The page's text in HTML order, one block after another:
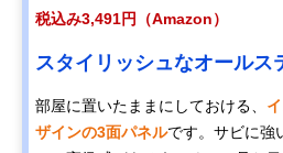
税込み3,491円（Amazon）
スタイリッシュなオールス
部屋に置いたままにしておける、
ザインの3面パネルです。サビに強